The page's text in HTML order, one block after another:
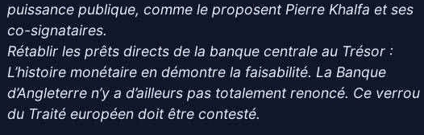
puissance publique, comme le proposent Pierre Khalfa et ses
co-signataires.
Rétablir les prêts directs de la banque centrale au Trésor :
L’histoire monétaire en démontre la faisabilité. La Banque
d’Angleterre n’y a d’ailleurs pas totalement renoncé. Ce verrou
du Traité européen doit être contesté.